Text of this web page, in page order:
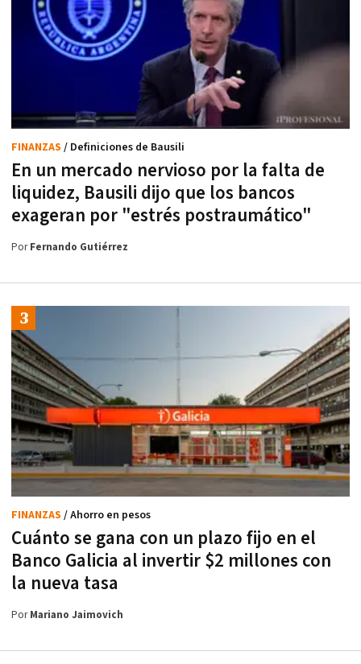
En un mercado nervioso por la falta de
liquidez, Bausili dijo que los bancos
exageran por "estrés postraumático"
FINANZAS / Definiciones de Bausili
PorFernando Gutiérrez
Cuánto se gana con un plazo fijo en el
Banco Galicia al invertir $2 millones con
la nueva tasa
FINANZAS / Ahorro en pesos
PorMariano Jaimovich